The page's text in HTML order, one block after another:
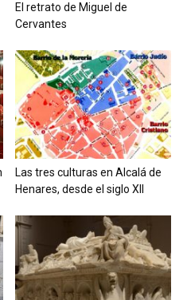
El retrato de Miguel de
Cervantes
Las tres culturas en Alcalá de
Henares, desde el siglo XII